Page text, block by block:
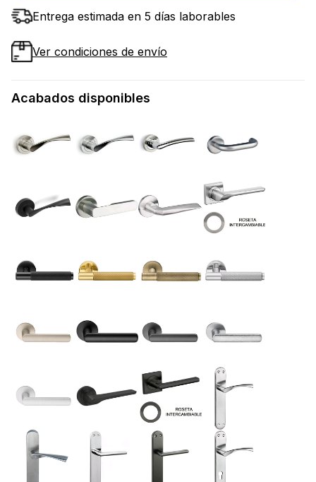
Entrega estimada en 5 días laborables
Ver condiciones de envío
Acabados disponibles